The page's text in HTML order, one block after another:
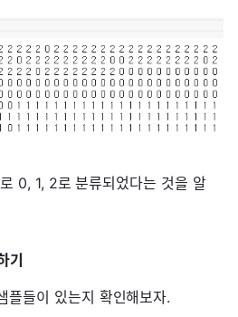
0, 1, 2로 분류되었다는 것을 알
기
플들이 있는지 확인해보자.